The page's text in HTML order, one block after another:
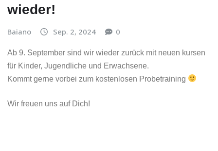
wieder!
Baiano Sep. 2, 2024 0
Ab 9. September sind wir wieder zurück mit neuen kursen
für Kinder, Jugendliche und Erwachsene.
Kommt gerne vorbei zum kostenlosen Probetraining
Wir freuen uns auf Dich!